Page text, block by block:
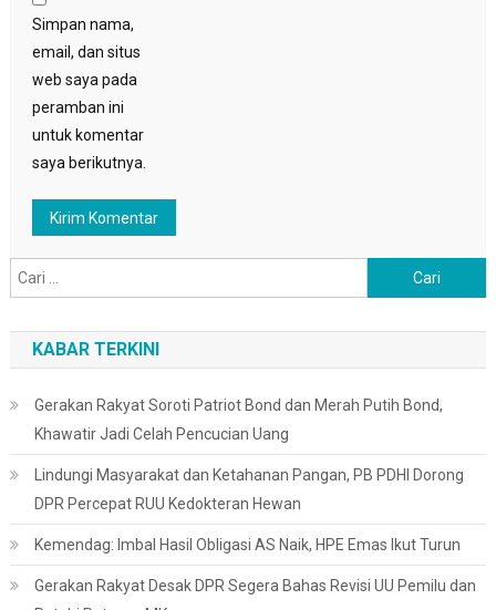
Simpan nama,
email, dan situs
web saya pada
peramban ini
untuk komentar
saya berikutnya.
untuk:
KABAR TERKINI
Gerakan Rakyat Soroti Patriot Bond dan Merah Putih Bond,
Khawatir Jadi Celah Pencucian Uang
Lindungi Masyarakat dan Ketahanan Pangan, PB PDHI Dorong
DPR Percepat RUU Kedokteran Hewan
Kemendag: Imbal Hasil Obligasi AS Naik, HPE Emas Ikut Turun
Gerakan Rakyat Desak DPR Segera Bahas Revisi UU Pemilu dan